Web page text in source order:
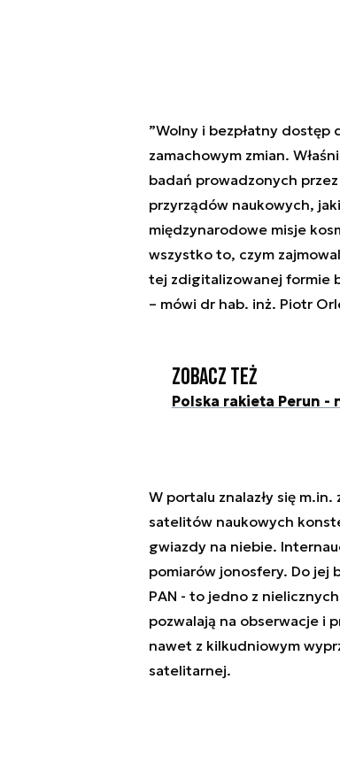
”Wolny i bezpłatny dostęp
zamachowym zmian.
badań prowadzonych
przyrządów naukowych,
międzynarodowe misje
wszystko to, czym
tej zdigitalizowanej formie
– mówi dr hab. inż. Piotr
Zobacz też
Polska rakieta Perun -
W portalu znalazły się
satelitów naukowych
gwiazdy na niebie.
pomiarów jonosfery. Do jej
PAN - to jedno z
pozwalają na obserwacje i
nawet z kilkudniowym
satelitarnej.